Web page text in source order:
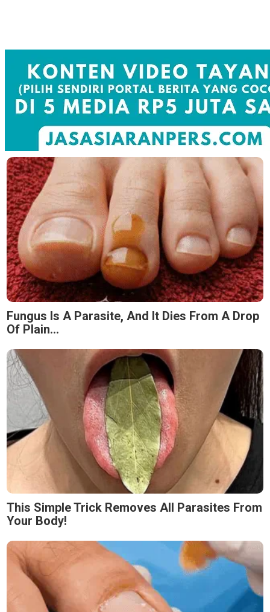
Fungus Is A Parasite, And It Dies From A Drop
Of Plain...
This Simple Trick Removes All Parasites From
Your Body!